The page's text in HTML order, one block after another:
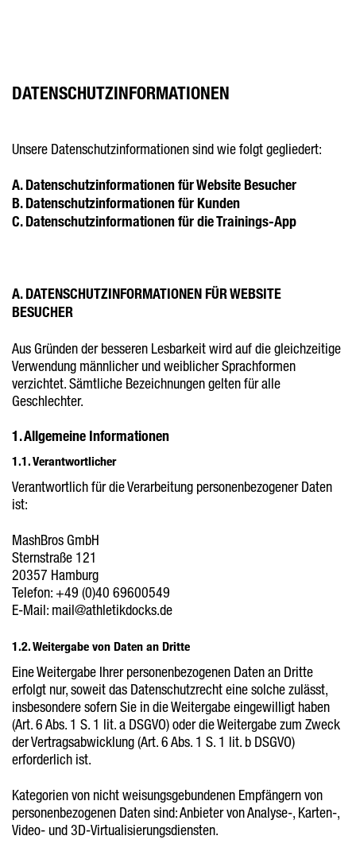
DATENSCHUTZINFORMATIONEN
Unsere Datenschutzinformationen sind wie folgt gegliedert:
A. Datenschutzinformationen für Website Besucher
B. Datenschutzinformationen für Kunden
C. Datenschutzinformationen für die Trainings-App
A. DATENSCHUTZINFORMATIONEN FÜR WEBSITE
BESUCHER
Aus Gründen der besseren Lesbarkeit wird auf die gleichzeitige
Verwendung männlicher und weiblicher Sprachformen
verzichtet. Sämtliche Bezeichnungen gelten für alle
Geschlechter.
1. Allgemeine Informationen
1.1. Verantwortlicher
Verantwortlich für die Verarbeitung personenbezogener Daten
ist:
MashBros GmbH
Sternstraße 121
20357 Hamburg
Telefon: +49 (0)40 69600549
E-Mail: mail@athletikdocks.de
1.2. Weitergabe von Daten an Dritte
Eine Weitergabe Ihrer personenbezogenen Daten an Dritte
erfolgt nur, soweit das Datenschutzrecht eine solche zulässt,
insbesondere sofern Sie in die Weitergabe eingewilligt haben
(Art. 6 Abs. 1 S. 1 lit. a DSGVO) oder die Weitergabe zum Zweck
der Vertragsabwicklung (Art. 6 Abs. 1 S. 1 lit. b DSGVO)
erforderlich ist.
Kategorien von nicht weisungsgebundenen Empfängern von
personenbezogenen Daten sind: Anbieter von Analyse-, Karten-,
Video- und 3D-Virtualisierungsdiensten.